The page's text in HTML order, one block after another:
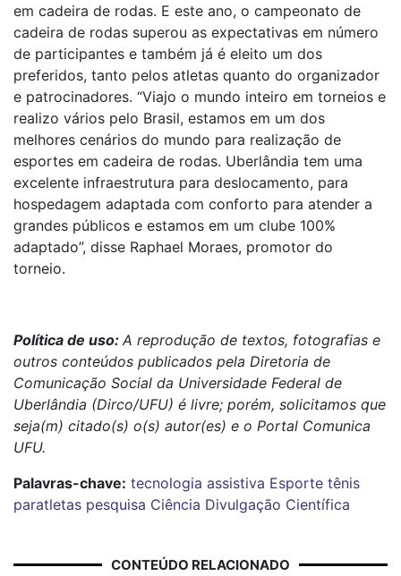
em cadeira de rodas. E este ano, o campeonato de
cadeira de rodas superou as expectativas em número
de participantes e também já é eleito um dos
preferidos, tanto pelos atletas quanto do organizador
e patrocinadores. “Viajo o mundo inteiro em torneios e
realizo vários pelo Brasil, estamos em um dos
melhores cenários do mundo para realização de
esportes em cadeira de rodas. Uberlândia tem uma
excelente infraestrutura para deslocamento, para
hospedagem adaptada com conforto para atender a
grandes públicos e estamos em um clube 100%
adaptado”, disse Raphael Moraes, promotor do
torneio.
Política de uso: A reprodução de textos, fotografias e
outros conteúdos publicados pela Diretoria de
Comunicação Social da Universidade Federal de
Uberlândia (Dirco/UFU) é livre; porém, solicitamos que
seja(m) citado(s) o(s) autor(es) e o Portal Comunica
UFU.
Palavras-chave: tecnologia assistiva Esporte tênis
paratletas pesquisa Ciência Divulgação Científica
CONTEÚDO RELACIONADO